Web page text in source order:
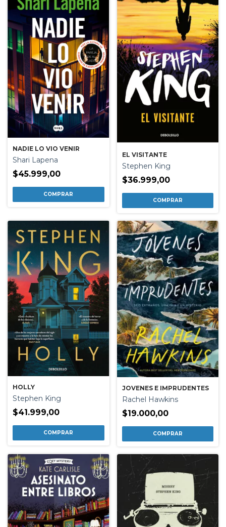
NADIE LO VIO VENIR
Shari Lapena
$45.999,00
EL VISITANTE
Stephen King
$36.999,00
HOLLY
Stephen King
$41.999,00
JOVENES E IMPRUDENTES
Rachel Hawkins
$19.000,00